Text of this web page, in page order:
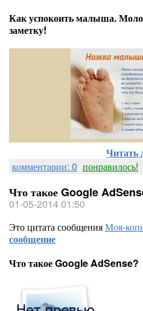
Как успокоить малыша.
заметку!
Читать
комментарии: 0 понравилось!
Что такое Google
01-05-2014 01:50
Это цитата сообщенияМоя-
сообщение
Что такое Google AdSense?